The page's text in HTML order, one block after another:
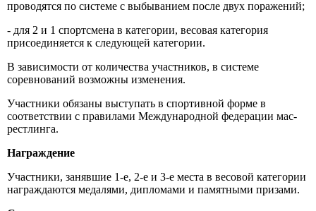
проводятся по системе с выбыванием после двух поражений;
- для 2 и 1 спортсмена в категории, весовая категория
присоединяется к следующей категории.
В зависимости от количества участников, в системе
соревнований возможны изменения.
Участники обязаны выступать в спортивной форме в
соответствии с правилами Международной федерации мас-
рестлинга.
Награждение
Участники, занявшие 1-е, 2-е и 3-е места в весовой категории
награждаются медалями, дипломами и памятными призами.